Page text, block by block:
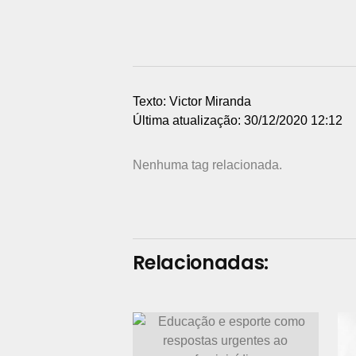
Texto: Victor Miranda
Última atualização: 30/12/2020 12:12
Nenhuma tag relacionada.
Relacionadas: